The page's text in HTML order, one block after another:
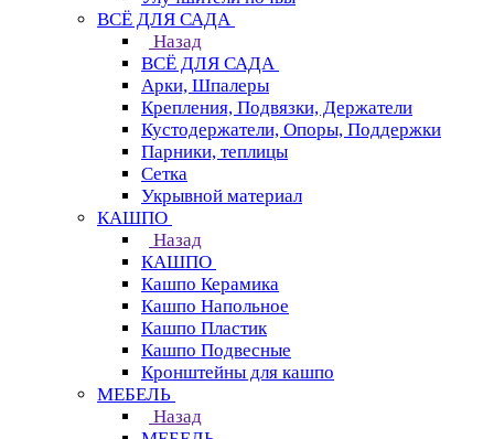
ВСЁ ДЛЯ САДА
Назад
ВСЁ ДЛЯ САДА
Арки, Шпалеры
Крепления, Подвязки, Держатели
Кустодержатели, Опоры, Поддержки
Парники, теплицы
Сетка
Укрывной материал
КАШПО
Назад
КАШПО
Кашпо Керамика
Кашпо Напольное
Кашпо Пластик
Кашпо Подвесные
Кронштейны для кашпо
МЕБЕЛЬ
Назад